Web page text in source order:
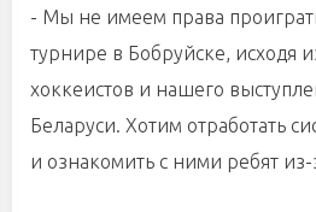
- Мы не имеем права
турнире в Бобруйске, исходя
хоккеистов и нашего
Беларуси. Хотим отработать
и ознакомить с ними ребят из-